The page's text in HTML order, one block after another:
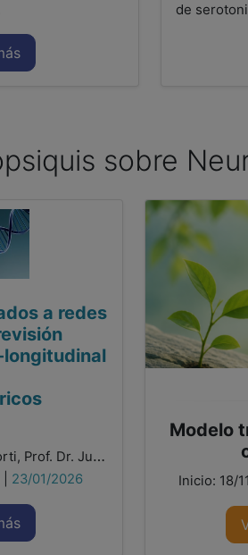
de
sobre
a redes
Prof. Lic. Giselle Corti, Prof. Dr. Juan Pablo Bellotti
23/01/2026
Modelo
Inicio: 18/